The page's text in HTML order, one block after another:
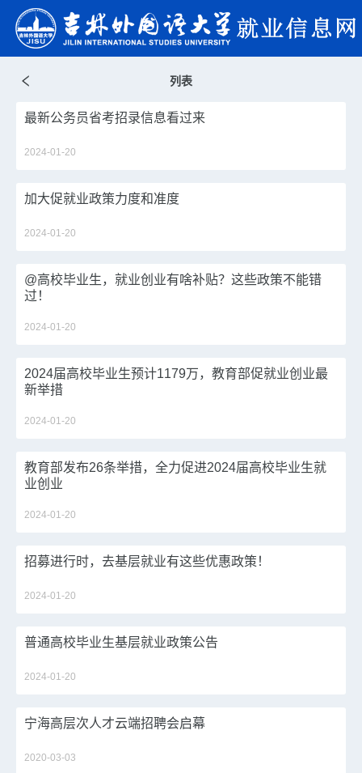
列表
最新公务员省考招录信息看过来
2024-01-20
加大促就业政策力度和准度
2024-01-20
@高校毕业生，就业创业有啥补贴？这些政策不能错
过！
2024-01-20
2024届高校毕业生预计1179万，教育部促就业创业最
新举措
2024-01-20
教育部发布26条举措，全力促进2024届高校毕业生就
业创业
2024-01-20
招募进行时，去基层就业有这些优惠政策！
2024-01-20
普通高校毕业生基层就业政策公告
2024-01-20
宁海高层次人才云端招聘会启幕
2020-03-03